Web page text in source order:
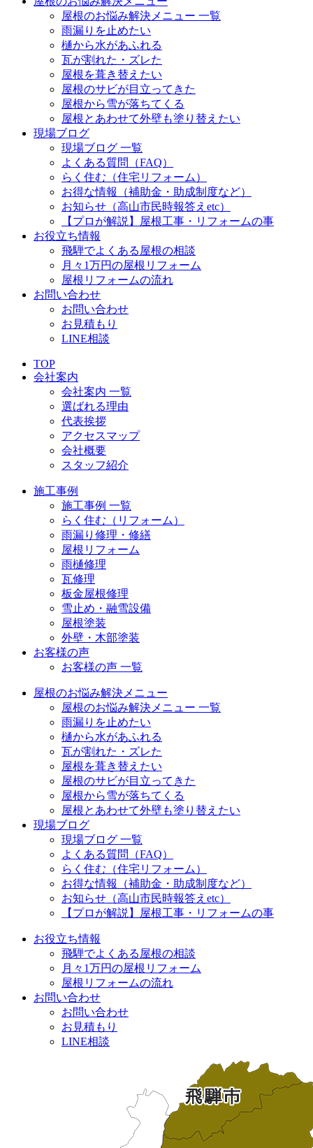
屋根のお悩み解決メニュー 一覧
雨漏りを止めたい
樋から水があふれる
瓦が割れた・ズレた
屋根を葺き替えたい
屋根のサビが目立ってきた
屋根から雪が落ちてくる
屋根とあわせて外壁も塗り替えたい
現場ブログ
現場ブログ 一覧
よくある質問（FAQ）
らく住む（住宅リフォーム）
お得な情報（補助金・助成制度など）
お知らせ（高山市民時報答えetc）
【プロが解説】屋根工事・リフォームの事
お役立ち情報
飛騨でよくある屋根の相談
月々1万円の屋根リフォーム
屋根リフォームの流れ
お問い合わせ
お問い合わせ
お見積もり
LINE相談
TOP
会社案内
会社案内 一覧
選ばれる理由
代表挨拶
アクセスマップ
会社概要
スタッフ紹介
施工事例
施工事例 一覧
らく住む（リフォーム）
雨漏り修理・修繕
屋根リフォーム
雨樋修理
瓦修理
板金屋根修理
雪止め・融雪設備
屋根塗装
外壁・木部塗装
お客様の声
お客様の声 一覧
屋根のお悩み解決メニュー
屋根のお悩み解決メニュー 一覧
雨漏りを止めたい
樋から水があふれる
瓦が割れた・ズレた
屋根を葺き替えたい
屋根のサビが目立ってきた
屋根から雪が落ちてくる
屋根とあわせて外壁も塗り替えたい
現場ブログ
現場ブログ 一覧
よくある質問（FAQ）
らく住む（住宅リフォーム）
お得な情報（補助金・助成制度など）
お知らせ（高山市民時報答えetc）
【プロが解説】屋根工事・リフォームの事
お役立ち情報
飛騨でよくある屋根の相談
月々1万円の屋根リフォーム
屋根リフォームの流れ
お問い合わせ
お問い合わせ
お見積もり
LINE相談